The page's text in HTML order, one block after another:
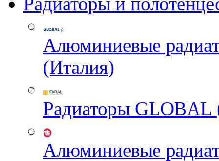
Алюминиевые
(Италия)
Радиаторы GLOBAL
Алюминиевые